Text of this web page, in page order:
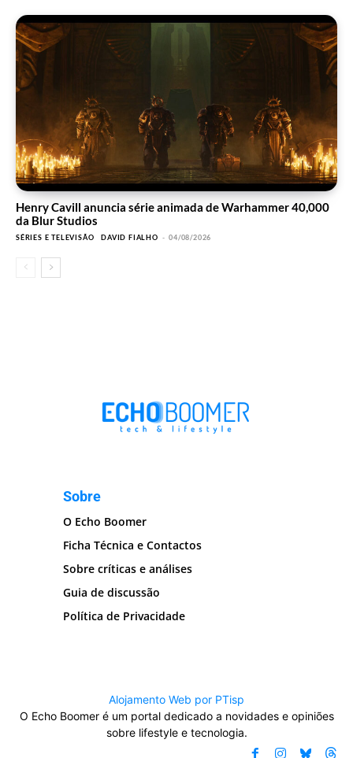
Henry Cavill anuncia série animada de Warhammer 40,000
da Blur Studios
SÉRIES E TELEVISÃO DAVID FIALHO - 04/08/2026
Sobre
O Echo Boomer
Ficha Técnica e Contactos
Sobre críticas e análises
Guia de discussão
Política de Privacidade
Alojamento Web por PTisp
O Echo Boomer é um portal dedicado a novidades e opiniões
sobre lifestyle e tecnologia.